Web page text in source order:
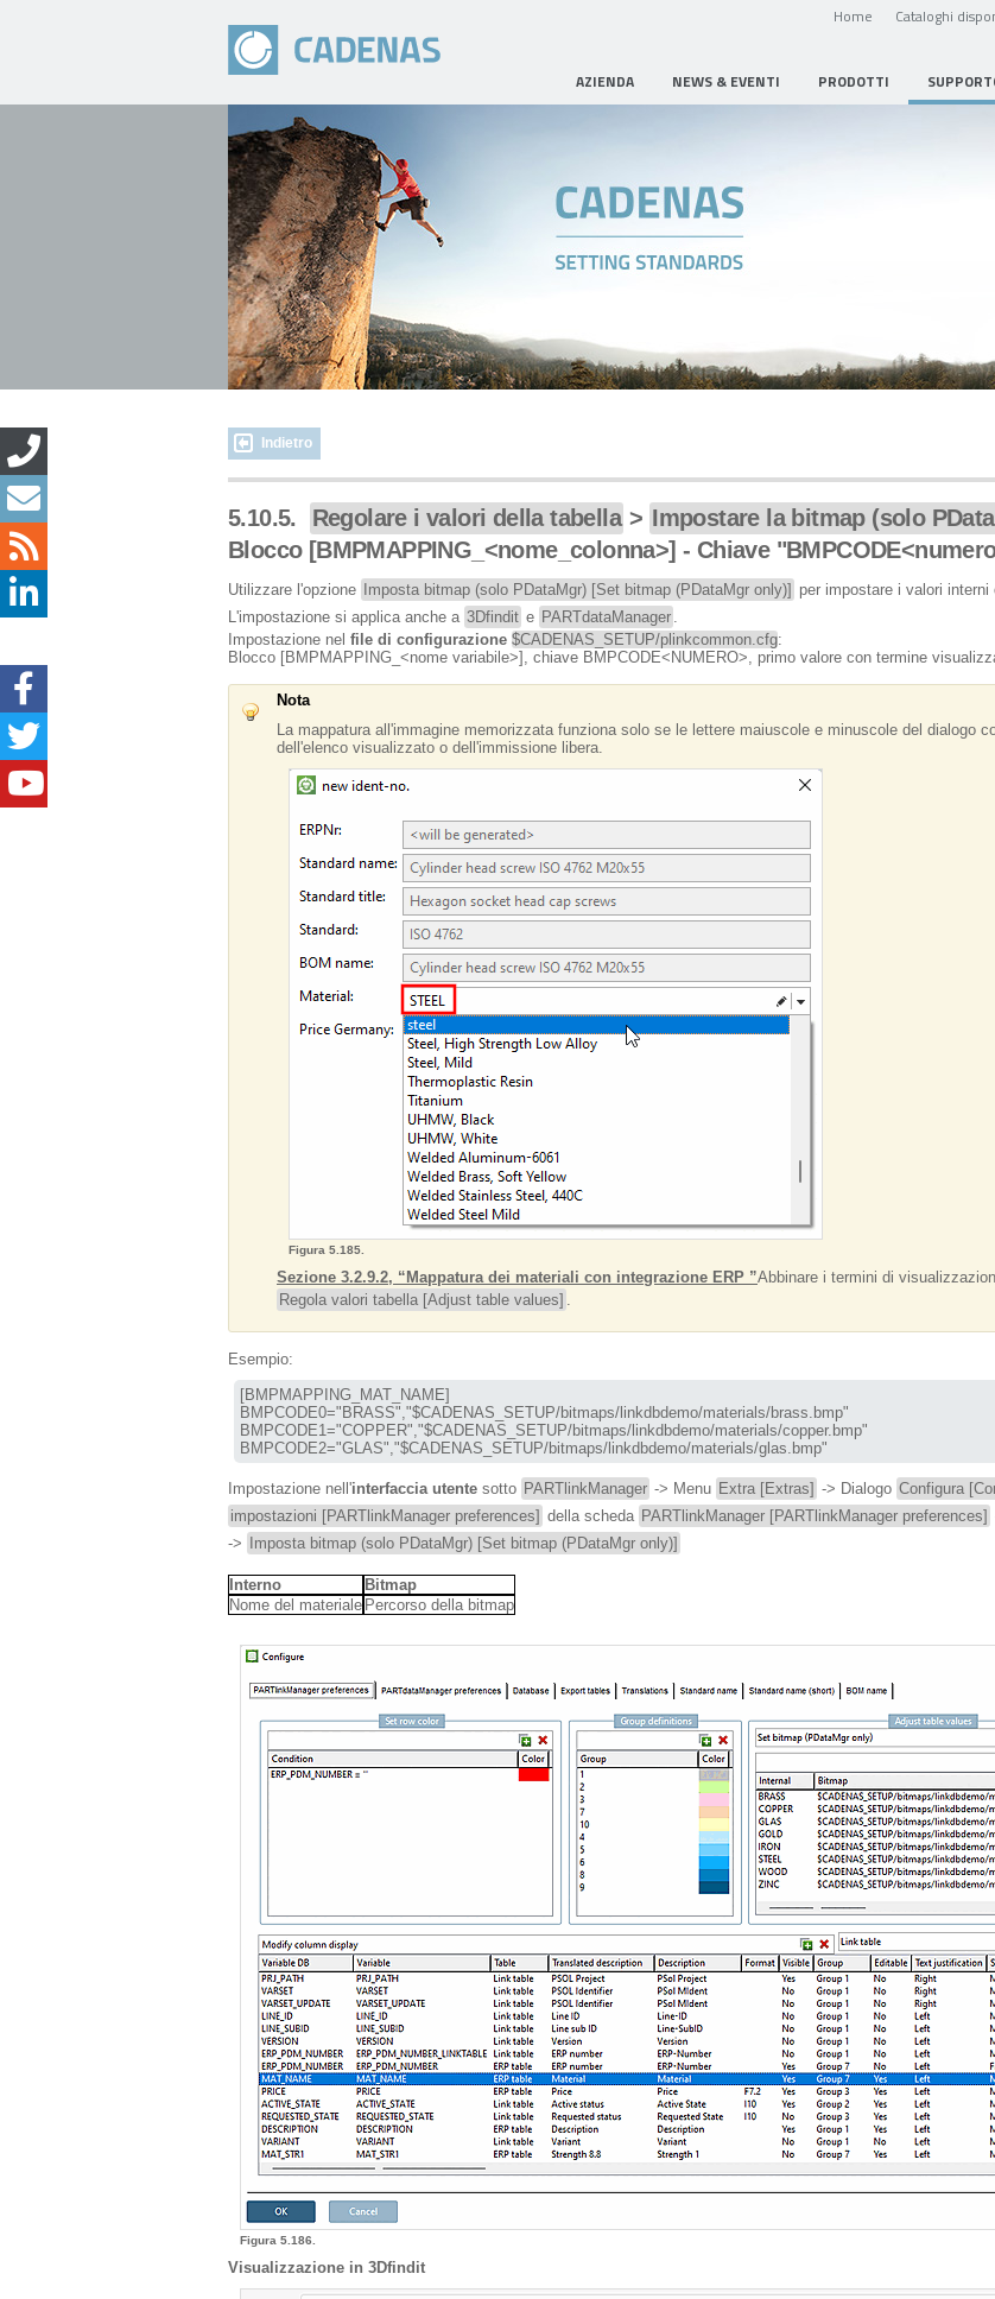
Home Cataloghi
AZIENDA NEWS & EVENTI PRODOTTI
Indietro
5.10.5. Regolare i valori della tabella > Impostare la bitmap (solo
Blocco [BMPMAPPING_<nome_colonna>] - Chiave
Utilizzare l'opzione Imposta bitmap (solo PDataMgr) [Set bitmap (PDataMgr only)] per impostare i valori
L'impostazione si applica anche a 3Dfindit e PARTdataManager .
Impostazione nel file di configurazione $CADENAS_SETUP/plinkcommon.cfg:
Blocco [BMPMAPPING_<nome variabile>], chiave BMPCODE<NUMERO>, primo valore con termine
Nota
La mappatura all'immagine memorizzata funziona solo se le lettere maiuscole e minuscole del dialogo
dell'elenco visualizzato o dell'immissione libera.
Figura 5.185.
Sezione 3.2.9.2, “Mappatura dei materiali con integrazione ERP ”Abbinare i termini di
Regola valori tabella [Adjust table values] .
Esempio:
[BMPMAPPING_MAT_NAME]
BMPCODE0="BRASS","$CADENAS_SETUP/bitmaps/linkdbdemo/materials/brass.bmp"
BMPCODE1="COPPER","$CADENAS_SETUP/bitmaps/linkdbdemo/materials/copper.bmp"
BMPCODE2="GLAS","$CADENAS_SETUP/bitmaps/linkdbdemo/materials/glas.bmp"
Impostazione nell'interfaccia utente sotto PARTlinkManager -> Menu Extra [Extras] -> Dialogo Configura
impostazioni [PARTlinkManager preferences] della scheda PARTlinkManager [PARTlinkManager preferences]
->
Imposta bitmap (solo PDataMgr) [Set bitmap (PDataMgr only)]
Interno
Bitmap
Nome del materiale Percorso della bitmap
Figura 5.186.
Visualizzazione in 3Dfindit